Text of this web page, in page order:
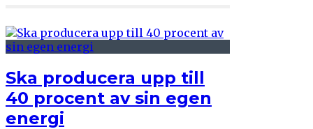
Ska producera upp till
40 procent av sin egen
energi